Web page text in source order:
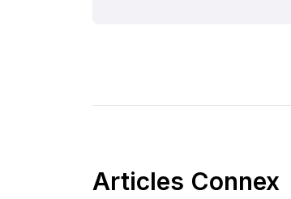
Articles Connex